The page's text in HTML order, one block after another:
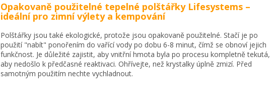
Opakovaně použitelné tepelné polštářky Lifesystems –
ideální pro zimní výlety a kempování
Polštářky jsou také ekologické, protože jsou opakovaně použitelné. Stačí je po
použití "nabít" ponořením do vařící vody po dobu 6-8 minut, čímž se obnoví jejich
funkčnost. Je důležité zajistit, aby vnitřní hmota byla po procesu kompletně tekutá,
aby nedošlo k předčasné reaktivaci. Ohřívejte, než krystalky úplně zmizí. Před
samotným použitím nechte vychladnout.